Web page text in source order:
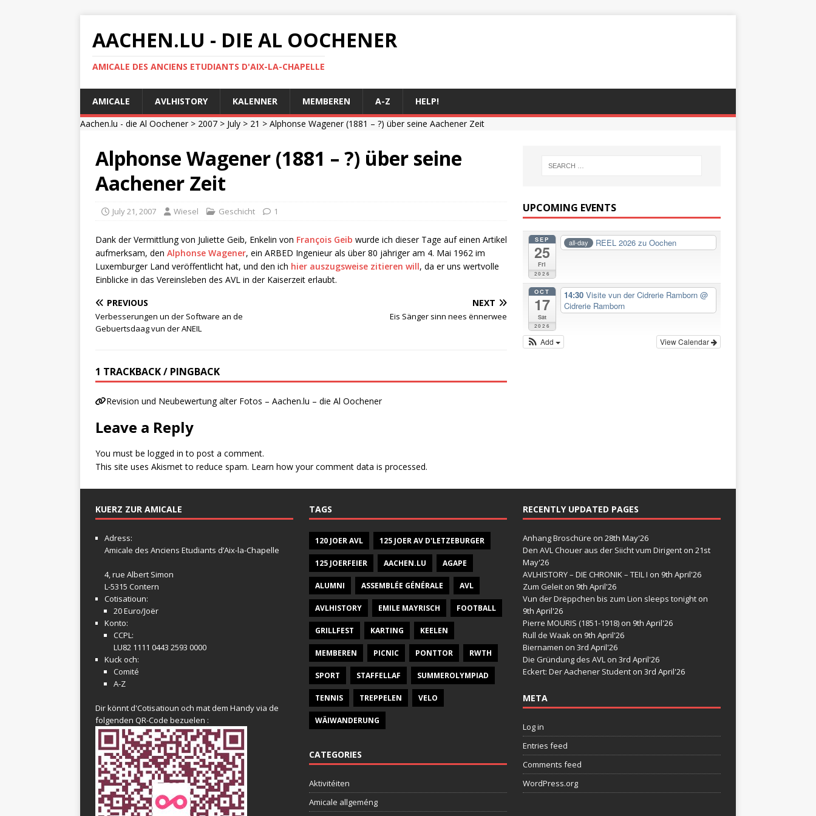
AACHEN.LU - DIE AL OOCHENER
AMICALE DES ANCIENS ETUDIANTS D'AIX-LA-CHAPELLE
AMICALE AVLHISTORY KALENNER MEMBEREN A-Z
HELP!
Aachen.lu - die Al Oochener> 2007 > July > 21 > Alphonse Wagener (1881 – ?) über seine Aachener Zeit
Alphonse Wagener (1881 – ?) über seine
Aachener Zeit
July 21, 2007 Wiesel Geschicht 1
Dank der Vermittlung von Juliette Geib, Enkelin von François Geib wurde ich dieser Tage auf einen Artikel
aufmerksam, den Alphonse Wagener, ein ARBED Ingenieur als über 80 jähriger am 4. Mai 1962 im
Luxemburger Land veröffentlicht hat, und den ich hier auszugsweise zitieren will, da er uns wertvolle
Einblicke in das Vereinsleben des AVL in der Kaiserzeit erlaubt.
PREVIOUS
Verbesserungen un der Software an de
Gebuertsdaag vun der ANEIL
NEXT
Eis Sänger sinn nees ënnerwee
1 TRACKBACK / PINGBACK
Revision und Neubewertung alter Fotos – Aachen.lu – die Al Oochener
Leave a Reply
You must be logged in to post a comment.
This site uses Akismet to reduce spam. Learn how your comment data is processed.
UPCOMING EVENTS
SEP
25
Fri
2026
all-day REEL 2026 zu Oochen
OCT
17
Sat
2026
14:30Visite vun der Cidrerie Ramborn@
Cidrerie Ramborn
View Calendar
Add
KUERZ ZUR AMICALE
Adress:
Amicale des Anciens Etudiants d’Aix-la-Chapelle
4, rue Albert Simon
L-5315 Contern
Cotisatioun:
20 Euro/Joër
Konto:
CCPL:
LU82 1111 0443 2593 0000
Kuck och:
Comité
A-Z
Dir könnt d'Cotisatioun och mat dem Handy via de
folgenden QR-Code bezuelen :
TAGS
120 JOER AVL 125 JOER AV D'LETZEBURGER
125 JOERFEIER AACHEN.LU AGAPE
ALUMNI ASSEMBLÉE GÉNÉRALE AVL
AVLHISTORY EMILE MAYRISCH FOOTBALL
GRILLFEST KARTING KEELEN
MEMBEREN PICNIC PONTTOR RWTH
SPORT STAFFELLAF SUMMEROLYMPIAD
TENNIS TREPPELEN VELO
WÄIWANDERUNG
CATEGORIES
Aktivitéiten
Amicale allgeméng
RECENTLY UPDATED PAGES
Anhang Broschüre on 28th May'26
Den AVL Chouer aus der Siicht vum Dirigenton 21st
May'26
AVLHISTORY – DIE CHRONIK – TEIL I on 9th April'26
Zum Geleiton 9th April'26
Vun der Drëppchen bis zum Lion sleeps tonighton
9th April'26
Pierre MOURIS (1851-1918)on 9th April'26
Rull de Waakon 9th April'26
Biernamen on 3rd April'26
Die Gründung des AVLon 3rd April'26
Eckert: Der Aachener Studenton 3rd April'26
META
Log in
Entries feed
Comments feed
WordPress.org